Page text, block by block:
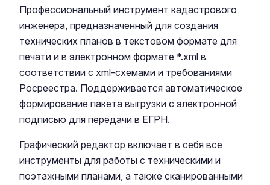
Профессиональный инструмент кадастрового
инженера, предназначенный для создания
технических планов в текстовом формате для
печати и в электронном формате *.xml в
соответствии с xml-схемами и требованиями
Росреестра. Поддерживается автоматическое
формирование пакета выгрузки с электронной
подписью для передачи в ЕГРН.
Графический редактор включает в себя все
инструменты для работы с техническими и
поэтажными планами, а также сканированными